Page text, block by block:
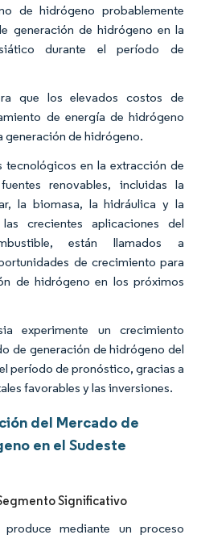
de hidrógeno probablemente
generación de hidrógeno en la
durante el período de
que los elevados costos de
de energía de hidrógeno
generación de hidrógeno.
tecnológicos en la extracción de
renovables, incluidas la
la biomasa, la hidráulica y la
crecientes aplicaciones del
están llamados a
de crecimiento para
de hidrógeno en los próximos
experimente un crecimiento
de generación de hidrógeno del
período de pronóstico, gracias a
favorables y las inversiones.
del Mercado de
en el Sudeste
Significativo
mediante un proceso